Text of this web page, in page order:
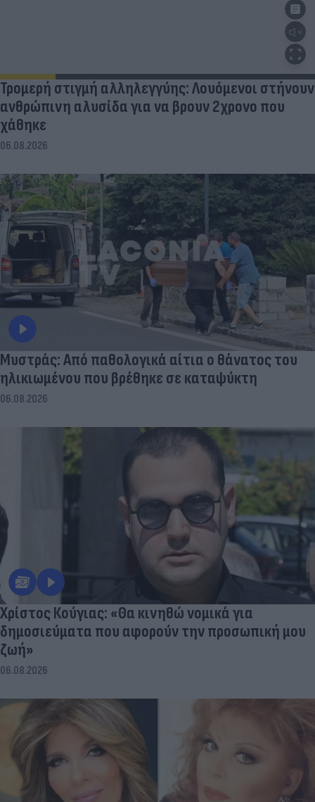
Τρομερή στιγμή αλληλεγγύης: Λουόμενοι στήνουν
ανθρώπινη αλυσίδα για να βρουν 2χρονο που
χάθηκε
06.08.2026
Μυστράς: Από παθολογικά αίτια ο θάνατος του
ηλικιωμένου που βρέθηκε σε καταψύκτη
06.08.2026
Χρίστος Κούγιας: «Θα κινηθώ νομικά για
δημοσιεύματα που αφορούν την προσωπική μου
ζωή»
06.08.2026